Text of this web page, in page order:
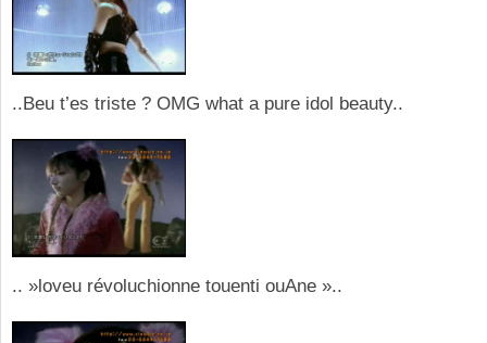
..Beu t’es triste ? OMG what a pure idol beauty..
.. »loveu révoluchionne touenti ouAne »..